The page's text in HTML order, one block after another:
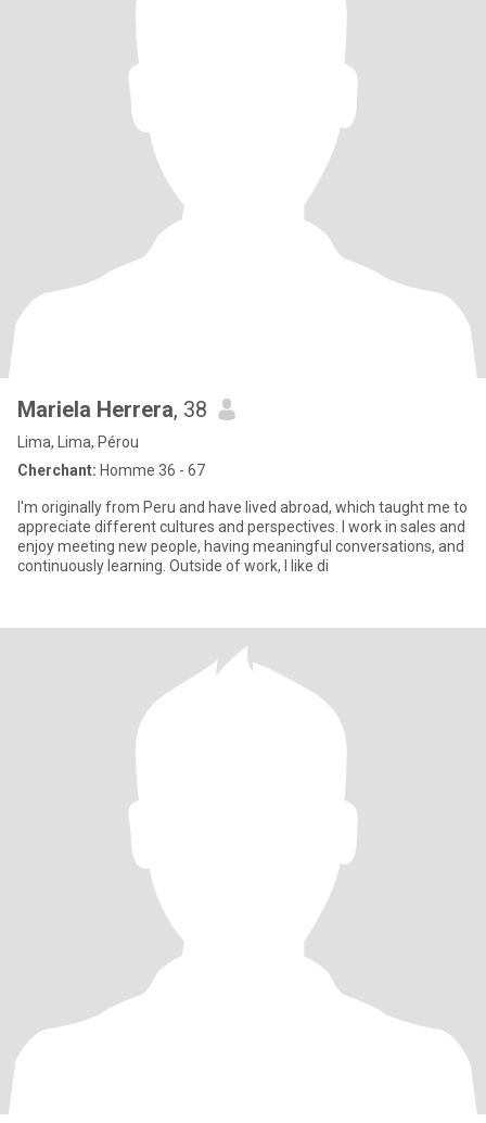
Mariela Herrera, 38
Lima, Lima, Pérou
Cherchant: Homme 36 - 67
I'm originally from Peru and have lived abroad, which taught me to
appreciate different cultures and perspectives. I work in sales and
enjoy meeting new people, having meaningful conversations, and
continuously learning. Outside of work, I like di